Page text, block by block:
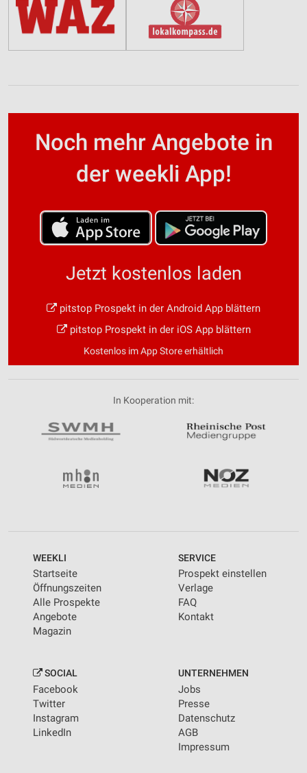
Noch mehr Angebote in
der weekli App!
Jetzt kostenlos laden
pitstop Prospekt in der Android App blättern
pitstop Prospekt in der iOS App blättern
Kostenlos im App Store erhältlich
In Kooperation mit:
WEEKLI
Startseite
Öffnungszeiten
Alle Prospekte
Angebote
Magazin
SERVICE
Prospekt einstellen
Verlage
FAQ
Kontakt
SOCIAL
Facebook
Twitter
Instagram
LinkedIn
UNTERNEHMEN
Jobs
Presse
Datenschutz
AGB
Impressum